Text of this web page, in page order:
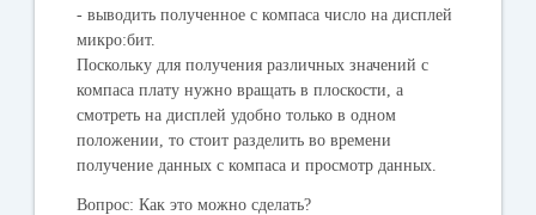
- выводить полученное с компаса число на дисплей
микро:бит.
Поскольку для получения различных значений с
компаса плату нужно вращать в плоскости, а
смотреть на дисплей удобно только в одном
положении, то стоит разделить во времени
получение данных с компаса и просмотр данных.
Вопрос: Как это можно сделать?